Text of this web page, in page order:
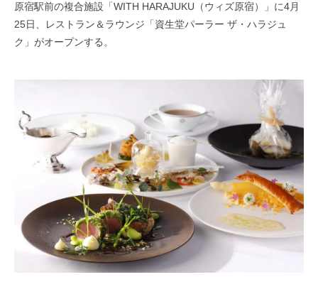
原宿駅前の複合施設「WITH HARAJUKU（ウィズ原宿）」に4月
25日、レストラン＆ラウンジ「資生堂パーラー ザ・ハラジュ
ク」がオープンする。